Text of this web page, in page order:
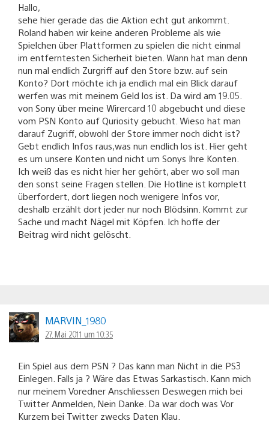
Hallo,
sehe hier gerade das die Aktion echt gut ankommt.
Roland haben wir keine anderen Probleme als wie
Spielchen über Plattformen zu spielen die nicht einmal
im entferntesten Sicherheit bieten. Wann hat man denn
nun mal endlich Zurgriff auf den Store bzw. auf sein
Konto? Dort möchte ich ja endlich mal ein Blick darauf
werfen was mit meinem Geld los ist. Da wird am 19.05.
von Sony über meine Wirercard 10 abgebucht und diese
vom PSN Konto auf Quriosity gebucht. Wieso hat man
darauf Zugriff, obwohl der Store immer noch dicht ist?
Gebt endlich Infos raus,was nun endlich los ist. Hier geht
es um unsere Konten und nicht um Sonys Ihre Konten.
Ich weiß das es nicht hier her gehört, aber wo soll man
den sonst seine Fragen stellen. Die Hotline ist komplett
überfordert, dort liegen noch wenigere Infos vor,
deshalb erzählt dort jeder nur noch Blödsinn. Kommt zur
Sache und macht Nägel mit Köpfen. Ich hoffe der
Beitrag wird nicht gelöscht.
MARVIN_1980
27. Mai 2011 um 10:35
Ein Spiel aus dem PSN ? Das kann man Nicht in die PS3
Einlegen. Falls ja ? Wäre das Etwas Sarkastisch. Kann mich
nur meinem Voredner Anschliessen Deswegen mich bei
Twitter Anmelden, Nein Danke. Da war doch was Vor
Kurzem bei Twitter zwecks Daten Klau.